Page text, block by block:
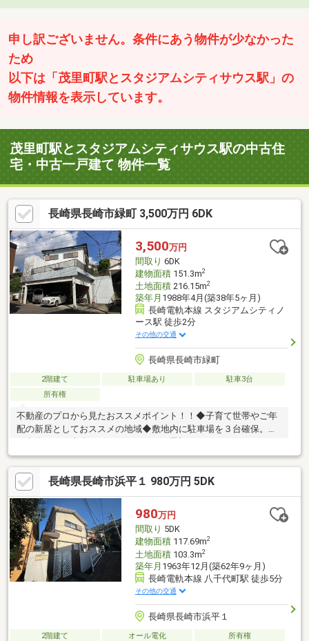
申し訳ございません。条件にあう物件が少なかった
ため
以下は「茂里町駅とスタジアムシティサウス駅」の
物件情報を表示しています。
茂里町駅とスタジアムシティサウス駅の中古住
宅・中古一戸建て 物件一覧
長崎県長崎市緑町 3,500万円 6DK
3,500万円
間取り 6DK
建物面積151.3m2
土地面積216.15m2
築年月 1988年4月(築38年5ヶ月)
長崎電軌本線 スタジアムシティノ
ース駅 徒歩2分
その他の交通
長崎県長崎市緑町
2階建て 駐車場あり
駐車3台
所有権
不動産のプロから見たおススメポイント！！◆子育て世帯やご年
配の新居としておススメの地域◆敷地内に駐車場を３台確保。◆
も駐車可能です。リフォーム内容◆トイレの入替（1箇所）周辺
情報・みらい長崎ココウォーク 徒歩6分・ジョイフルサン宝町
店 徒歩7分・セブンイレブン長崎ココウォーク店 徒歩5分・長
崎市立銭座小学校 徒歩4分・社会医療法人春回会井上病院 徒歩
7分・長崎天神郵便局 徒歩6分・十八親和銀行浦上駅前支店 徒
歩7分
長崎県長崎市浜平１ 980万円 5DK
980万円
間取り 5DK
建物面積117.69m2
土地面積103.3m2
築年月 1963年12月(築62年9ヶ月)
長崎電軌本線 八千代町駅 徒歩5分
その他の交通
長崎県長崎市浜平１
2階建て オール電化
所有権